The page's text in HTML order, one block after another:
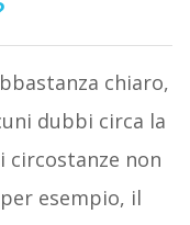
chiaro,
dubbi circa la
circostanze non
esempio, il